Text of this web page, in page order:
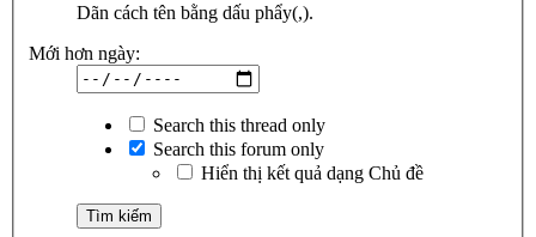
Dãn cách tên bằng dấu phẩy(,).
Mới hơn ngày:
Search this thread only
Search this forum only
Hiển thị kết quả dạng Chủ đề